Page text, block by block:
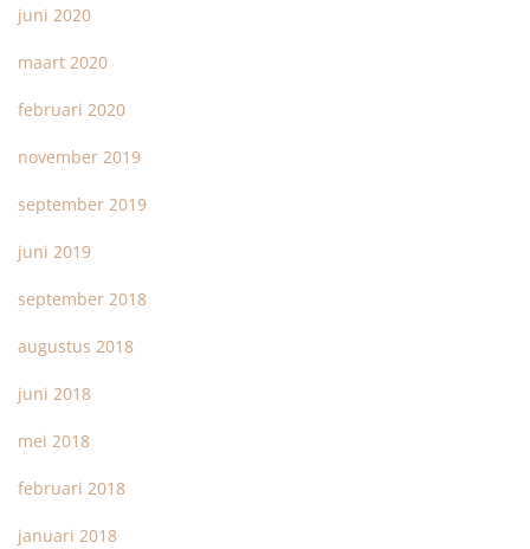
juni 2020
maart 2020
februari 2020
november 2019
september 2019
juni 2019
september 2018
augustus 2018
juni 2018
mei 2018
februari 2018
januari 2018